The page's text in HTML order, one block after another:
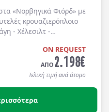
«Νορβηγικά Φιόρδ» με
κρουαζιερόπλοιο
- Χέλεσιλτ -
ON REQUEST
ΑΠΟ2.198€
Τελική τιμή ανά άτομο